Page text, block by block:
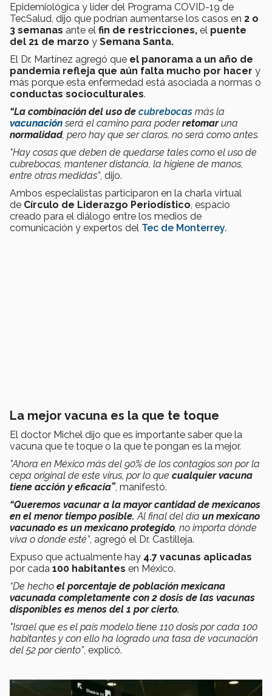
Epidemiológica y líder del Programa COVID-19 de
TecSalud, dijo que podrían aumentarse los casos en 2 o
3 semanas ante el fin de restricciones, el puente
del 21 de marzo y Semana Santa.
El Dr. Martínez agregó que el panorama a un año de
pandemia refleja que aún falta mucho por hacer y
más porque esta enfermedad está asociada a normas o
conductas socioculturales.
“La combinación del uso de cubrebocas más la
vacunación será el camino para poderretomaruna
normalidad, pero hay que ser claros, no será como antes.
"Hay cosas que deben de quedarse tales como el uso de
cubrebocas, mantener distancia, la higiene de manos,
entre otras medidas”, dijo.
Ambos especialistas participaron en la charla virtual
de Círculo de Liderazgo Periodístico, espacio
creado para el diálogo entre los medios de
comunicación y expertos del Tec de Monterrey.
La mejor vacuna es la que te toque
El doctor Michel dijo que es importante saber que la
vacuna que te toque o la que te pongan es la mejor.
"Ahora en México más del 90% de los contagios son por la
cepa original de este virus, por lo que cualquier vacuna
tiene acción y eficacia”, manifestó.
“Queremos vacunar a la mayor cantidad de mexicanos
en el menor tiempo posible. Al final del día un mexicano
vacunado es un mexicano protegido, no importa dónde
viva o donde esté”, agregó el Dr. Castilleja.
Expuso que actualmente hay 4.7 vacunas aplicadas
por cada 100 habitantes en México.
“De hecho el porcentaje de población mexicana
vacunada completamente con 2 dosis de las vacunas
disponibles es menos del 1 por cierto.
"Israel que es el país modelo tiene 110 dosis por cada 100
habitantes y con ello ha logrado una tasa de vacunación
del 52 por ciento”, explicó.